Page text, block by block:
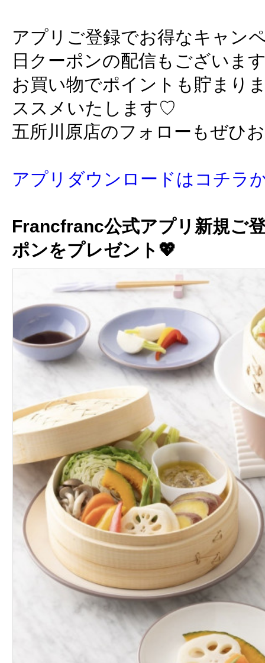
アプリご登録でお得なキャン
日クーポンの配信もございま
お買い物でポイントも貯まり
ススメいたします♡
五所川原店のフォローもぜひ
アプリダウンロードはコチラ
Francfranc公式アプリ新規ご
ポンをプレゼント💖